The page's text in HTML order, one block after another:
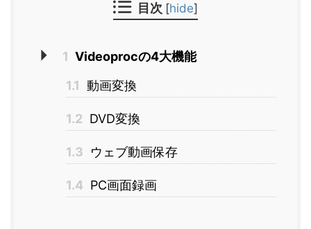
目次 [hide]
1 Videoprocの4大機能
1.1 動画変換
1.2 DVD変換
1.3 ウェブ動画保存
1.4 PC画面録画